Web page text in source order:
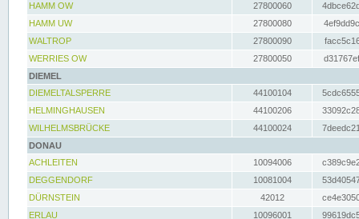
HAMM OW
27800060
HAMM UW
27800080
WALTROP
27800090
WERRIES OW
27800050
DIEMEL
DIEMELTALSPERRE
44100104
HELMINGHAUSEN
44100206
WILHELMSBRÜCKE
44100024
DONAU
ACHLEITEN
10094006
DEGGENDORF
10081004
DÜRNSTEIN
42012
ERLAU
10096001